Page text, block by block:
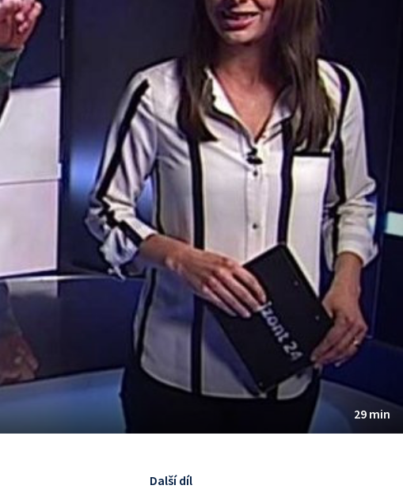
29 min
Další díl